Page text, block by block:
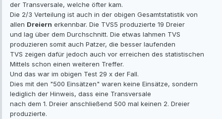
der Transversale, welche öfter kam.
Die 2/3 Verteilung ist auch in der obigen Gesamtstatistik von
allen Dreiern erkennbar. Die TVS5 produzierte 19 Dreier
und lag über dem Durchschnitt. Die etwas lahmen TVS
produzieren somit auch Patzer, die besser laufenden
TVS zeigen dafür jedoch auch vor erreichen des statistischen
Mittels schon einen weiteren Treffer.
Und das war im obigen Test 29 x der Fall.
Dies mit den "500 Einsätzen" waren keine Einsätze, sondern
lediglich der Hinweis, dass eine Transversale
nach dem 1. Dreier anschließend 500 mal keinen 2. Dreier
produzierte.